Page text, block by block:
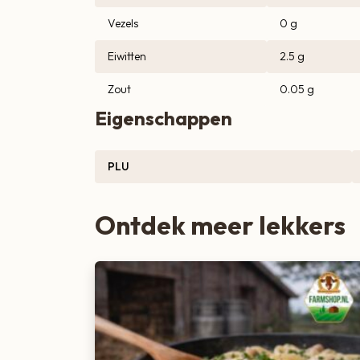
Vezels 0 g
Eiwitten 2.5 g
Zout 0.05 g
Eigenschappen
PLU
Ontdek meer lekkers